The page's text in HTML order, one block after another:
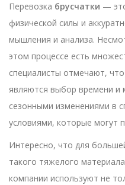
Перевозка брусчатки —
физической силы и
мышления и анализа.
этом процессе есть
специалисты отмечают,
являются выбор времени и
сезонными изменениями в
условиями, которые могут
Интересно, что для
такого тяжелого
компании используют не